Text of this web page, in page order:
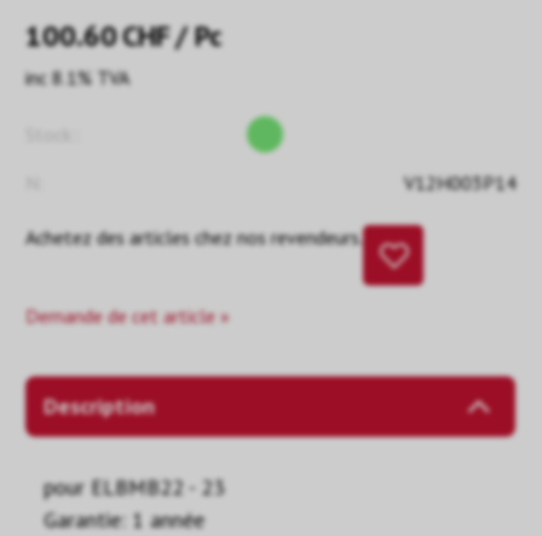
100.60CHF/ Pc
inc 8.1% TVA
V12H003P14
Achetez des articles chez nos revendeurs.
Demande de cet article »
Description
pour ELBMB22 - 23
Garantie: 1 année